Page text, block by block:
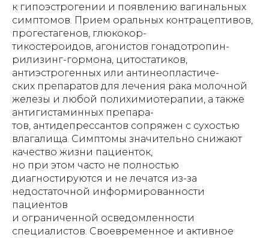
к гипоэстрогении и появлению вагинальных
симптомов. Прием оральных контрацептивов,
прогестагенов, глюкокор-
тикостероидов, агонистов гонадотропин-
рилизинг-гормона, цитостатиков,
антиэстрогенных или антинеопластиче-
ских препаратов для лечения рака молочной
железы и любой полихимиотерапии, а также
антигистаминных препара-
тов, антидепрессантов сопряжен с сухостью
влагалища. Симптомы значительно снижают
качество жизни пациенток,
но при этом часто не полностью
диагностируются и не лечатся из-за
недостаточной информированности
пациентов
и ограниченной осведомленности
специалистов. Своевременное и активное